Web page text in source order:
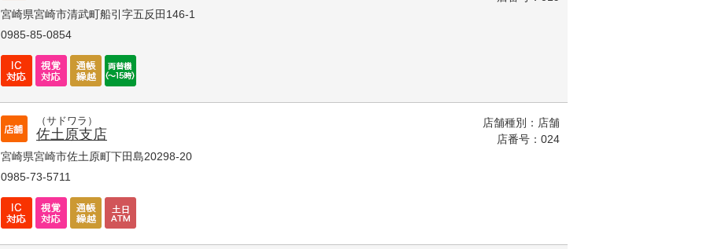
宮崎県宮崎市清武町船引字五反田146-1
0985-85-0854
（サドワラ）
佐土原支店
宮崎県宮崎市佐土原町下田島20298-20
0985-73-5711
店舗種別：店舗
店番号：024